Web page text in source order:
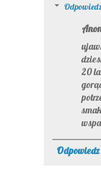
20
Odpowiedz